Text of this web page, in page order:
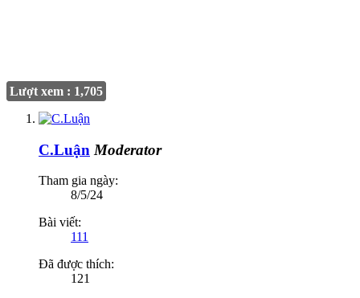
Lượt xem : 1,705
C.Luận Moderator
Tham gia ngày:
8/5/24
Bài viết:
111
Đã được thích:
121